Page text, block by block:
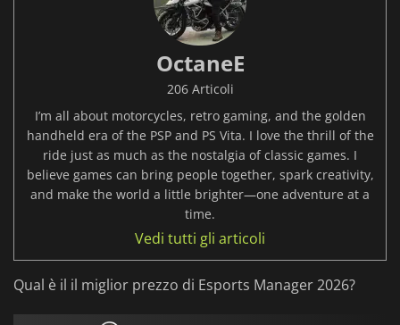
OctaneE
206 Articoli
I’m all about motorcycles, retro gaming, and the golden
handheld era of the PSP and PS Vita. I love the thrill of the
ride just as much as the nostalgia of classic games. I
believe games can bring people together, spark creativity,
and make the world a little brighter—one adventure at a
time.
Vedi tutti gli articoli
Qual è il il miglior prezzo di Esports Manager 2026?